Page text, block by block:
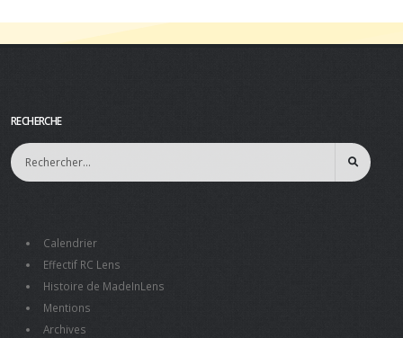
RECHERCHE
Calendrier
Effectif RC Lens
Histoire de MadeInLens
Mentions
Archives